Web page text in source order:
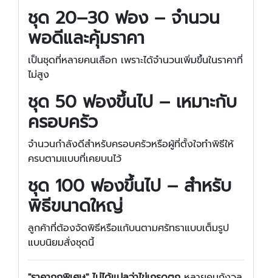
ชุด 20–30 ฟอง – จำนวน
พอดีและคุ้มราคา
เป็นชุดที่หลายคนเลือก เพราะได้จำนวนเพิ่มขึ้นในราคาที่
ไม่สูง
ชุด 50 ฟองขึ้นไป – เหมาะกับ
ครอบครัว
จำนวนกำลังดีสำหรับครอบครัวหรือผู้ที่ตั้งใจทำพิธีให้
ครบตามแบบที่เคยบนไว้
ชุด 100 ฟองขึ้นไป – สำหรับ
พิธีขนาดใหญ่
ลูกค้าที่ต้องจัดพิธีหรือแก้บนตามศรัทธาแบบเต็มรูป
แบบนิยมสั่งชุดนี้